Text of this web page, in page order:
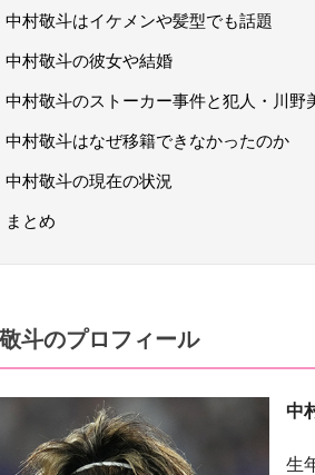
中村敬斗はイケメンや髪型でも話題
中村敬斗の彼女や結婚
中村敬斗のストーカー事件と犯人・川野
中村敬斗はなぜ移籍できなかったのか
中村敬斗の現在の状況
まとめ
斗のプロフィール
中
生